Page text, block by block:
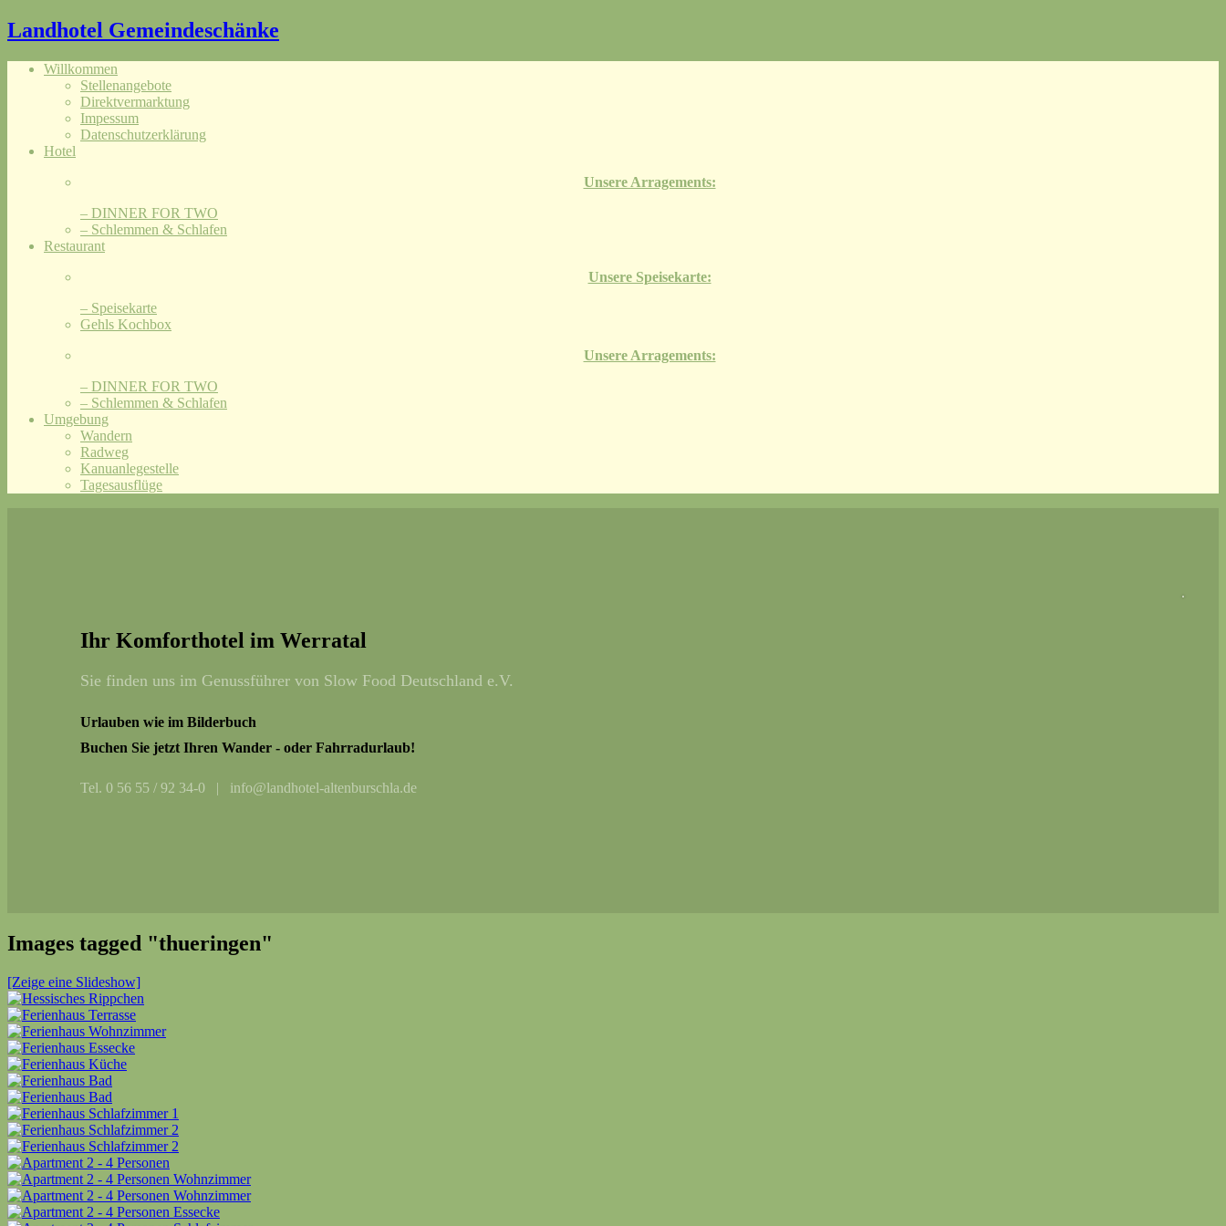
Landhotel Gemeindeschänke
Willkommen
Stellenangebote
Direktvermarktung
Impessum
Datenschutzerklärung
Hotel
Unsere Arragements:
– DINNER FOR TWO
– Schlemmen & Schlafen
Restaurant
Unsere Speisekarte:
– Speisekarte
Gehls Kochbox
Unsere Arragements:
– DINNER FOR TWO
– Schlemmen & Schlafen
Umgebung
Wandern
Radweg
Kanuanlegestelle
Tagesausflüge
Ihr Komforthotel im Werratal
Sie finden uns im Genussführer von Slow Food Deutschland e.V.
Urlauben wie im Bilderbuch
Buchen Sie jetzt Ihren Wander - oder Fahrradurlaub!
Tel. 0 56 55 / 92 34-0 | info@landhotel-altenburschla.de
Images tagged "thueringen"
[Zeige eine Slideshow]